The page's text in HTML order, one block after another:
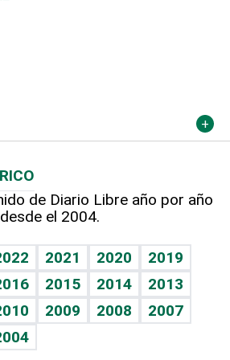
de Diario Libre año por año
desde el 2004.
2021 2020
2019
2015 2014
2013
2009 2008
2007